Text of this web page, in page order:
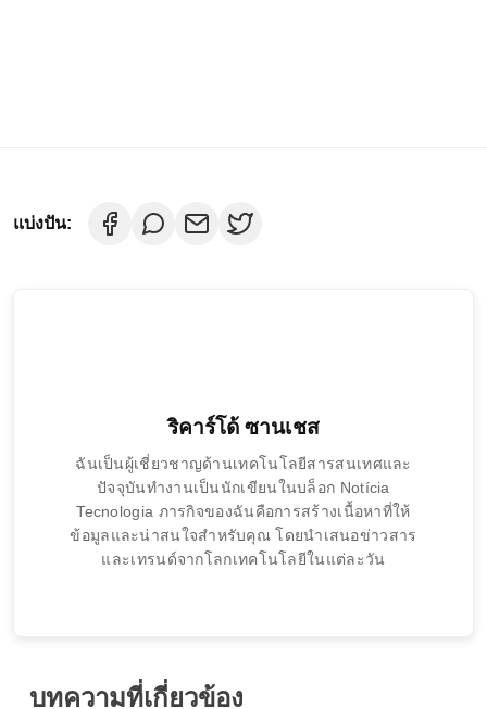
แบ่งปัน:
ริคาร์โด้ ซานเชส
ฉันเป็นผู้เชี่ยวชาญด้านเทคโนโลยีสารสนเทศและ
ปัจจุบันทำงานเป็นนักเขียนในบล็อก Notícia
Tecnologia ภารกิจของฉันคือการสร้างเนื้อหาที่ให้
ข้อมูลและน่าสนใจสำหรับคุณ โดยนำเสนอข่าวสาร
และเทรนด์จากโลกเทคโนโลยีในแต่ละวัน
บทความที่เกี่ยวข้อง